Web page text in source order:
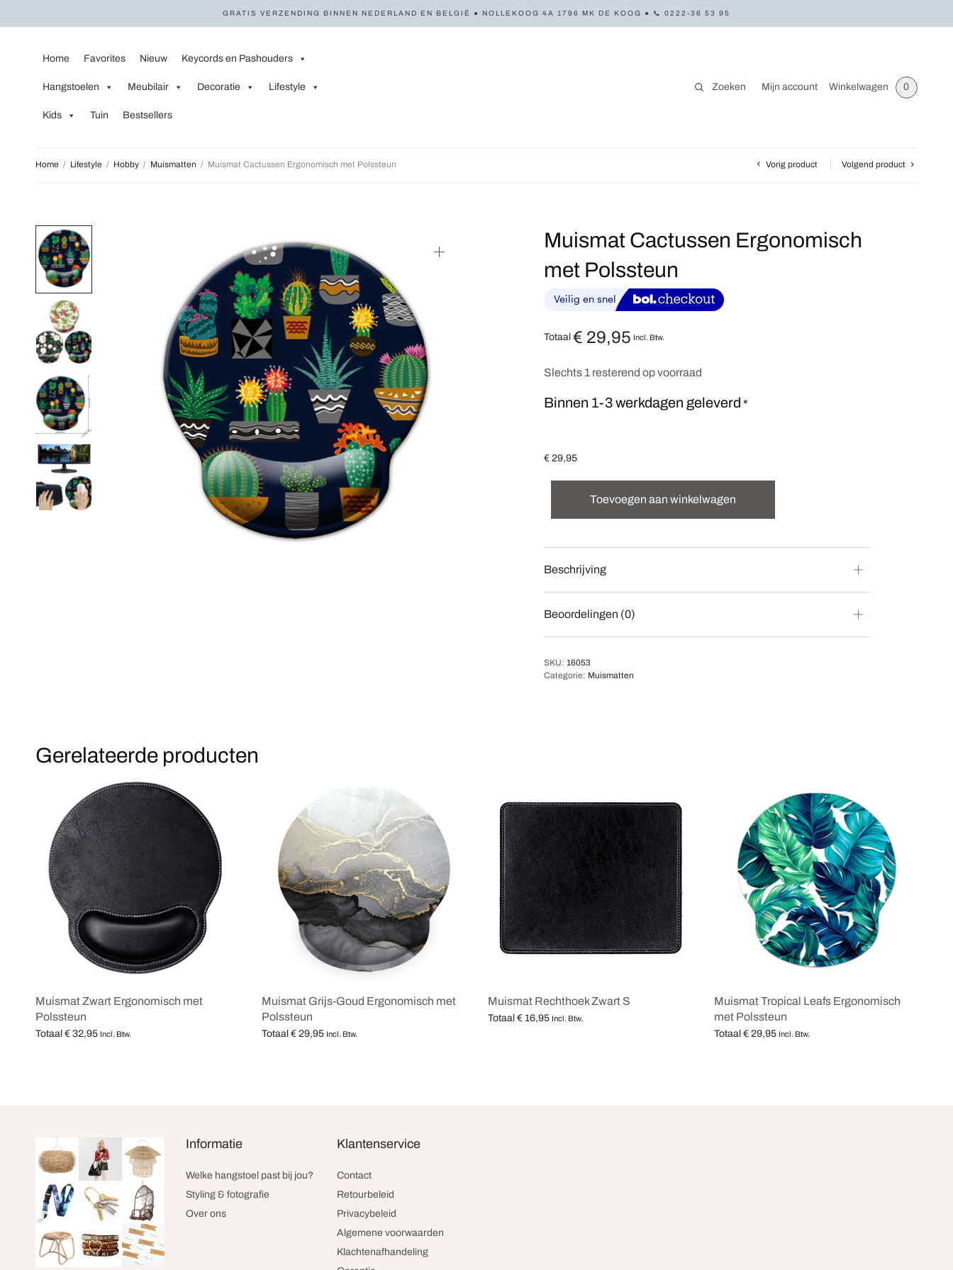
GRATIS VERZENDING BINNEN NEDERLAND EN BELGIË ● NOLLEKOOG 4A 1796 MK DE KOOG ● 📞 0222-36 53 95
Home Favorites Nieuw Keycords en Pashouders
Hangstoelen Meubilair Decoratie Lifestyle
Kids Tuin Bestsellers
Zoeken Mijn account Winkelwagen 0
Home / Lifestyle / Hobby / Muismatten / Muismat Cactussen Ergonomisch met Polssteun Vorig product Volgend product
Muismat Cactussen Ergonomisch
met Polssteun
Totaal € 29,95 Incl. Btw.
Slechts 1 resterend op voorraad
Binnen 1-3 werkdagen geleverd *
€ 29,95
Toevoegen aan winkelwagen
Beschrijving
Beoordelingen (0)
SKU: 16053
Categorie: Muismatten
Gerelateerde producten
Muismat Zwart Ergonomisch met
Polssteun
Totaal € 32,95 Incl. Btw.
Muismat Grijs-Goud Ergonomisch met
Polssteun
Totaal € 29,95 Incl. Btw.
Muismat Rechthoek Zwart S
Totaal € 16,95 Incl. Btw.
Muismat Tropical Leafs Ergonomisch
met Polssteun
Totaal € 29,95 Incl. Btw.
Informatie
Welke hangstoel past bij jou?
Styling & fotografie
Over ons
Klantenservice
Contact
Retourbeleid
Privacybeleid
Algemene voorwaarden
Klachtenafhandeling